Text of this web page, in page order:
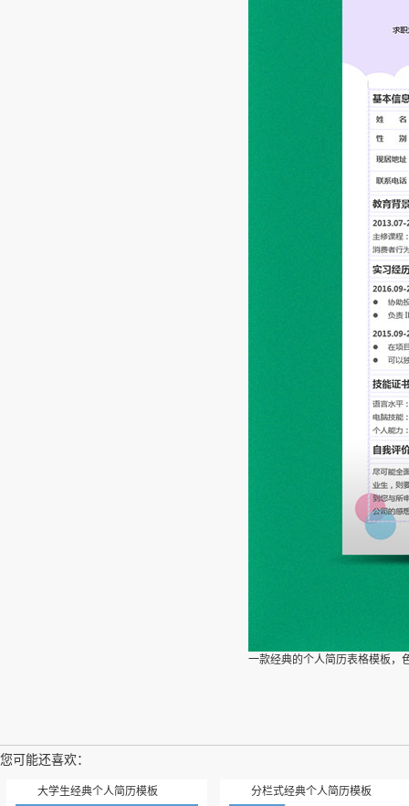
一款经典的个人简历表格模板，
您可能还喜欢：
大学生经典个人简历模板 分栏式经典个人简历模板